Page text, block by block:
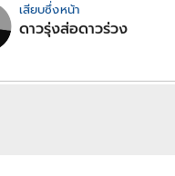
เสียบซึ่งหน้า
ดาวรุ่งส่อดาวร่วง